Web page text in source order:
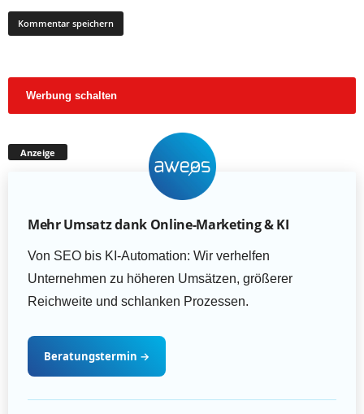
Werbung schalten
Anzeige
Mehr Umsatz dank Online-Marketing & KI
Von SEO bis KI-Automation: Wir verhelfen
Unternehmen zu höheren Umsätzen, größerer
Reichweite und schlanken Prozessen.
Beratungstermin →